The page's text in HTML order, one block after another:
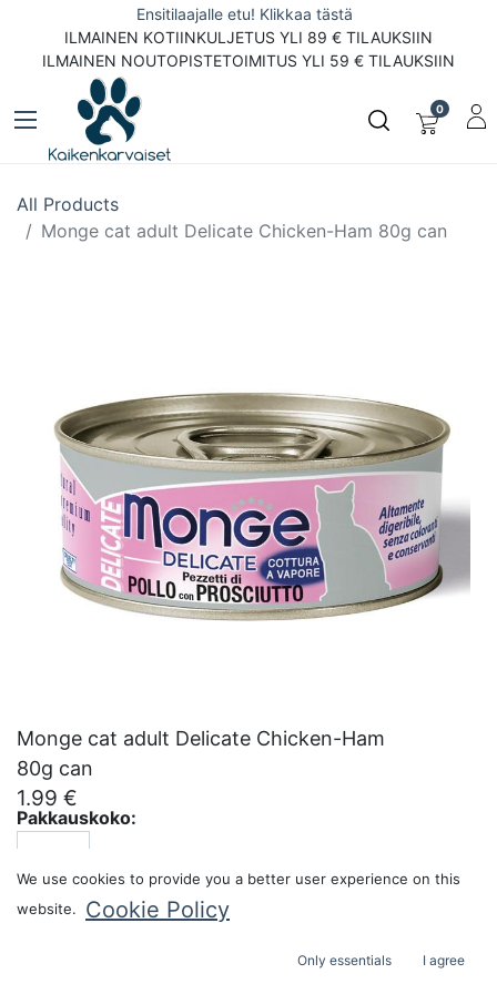
Ensitilaajalle etu! Klikkaa tästä
ILMAINEN KOTIINKULJETUS YLI 89 € TILAUKSIIN
ILMAINEN NOUTOPISTETOIMITUS YLI 59 € TILAUKSIIN
0
All Products
Monge cat adult Delicate Chicken-Ham 80g can
Monge cat adult Delicate Chicken-Ham
80g can
1.99 €
Pakkauskoko:
ADD TO CART
We use cookies to provide you a better user experience on this
website.
Cookie Policy
Only essentials I agree